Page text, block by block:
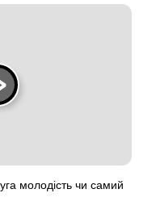
молодість чи самий